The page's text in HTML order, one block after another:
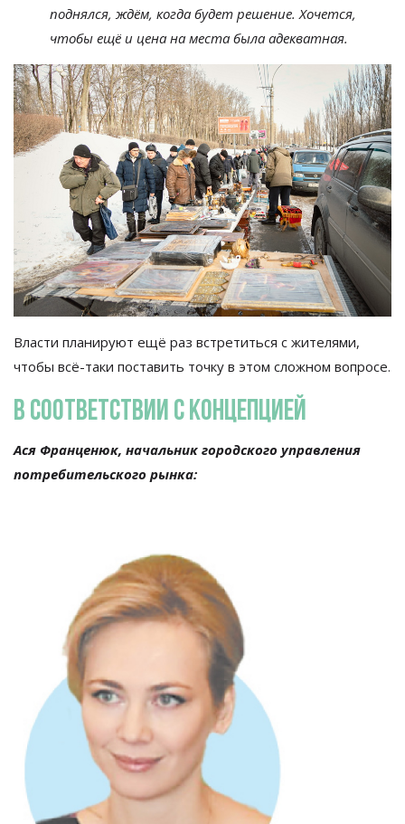
поднялся, ждём, когда будет решение. Хочется,
чтобы ещё и цена на места была адекватная.
Власти планируют ещё раз встретиться с жителями,
чтобы всё-таки поставить точку в этом сложном вопросе.
В соответствии сконцепцией
Ася Франценюк, начальник городского управления
потребительского рынка: